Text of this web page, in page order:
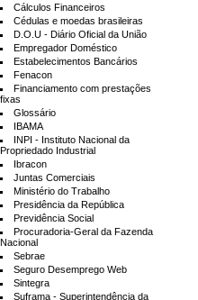
Cálculos Financeiros
Cédulas e moedas brasileiras
D.O.U - Diário Oficial da União
Empregador Doméstico
Estabelecimentos Bancários
Fenacon
Financiamento com prestações
fixas
Glossário
IBAMA
INPI - Instituto Nacional da
Propriedado Industrial
Ibracon
Juntas Comerciais
Ministério do Trabalho
Presidência da República
Previdência Social
Procuradoria-Geral da Fazenda
Nacional
Sebrae
Seguro Desemprego Web
Sintegra
Suframa - Superintendência da